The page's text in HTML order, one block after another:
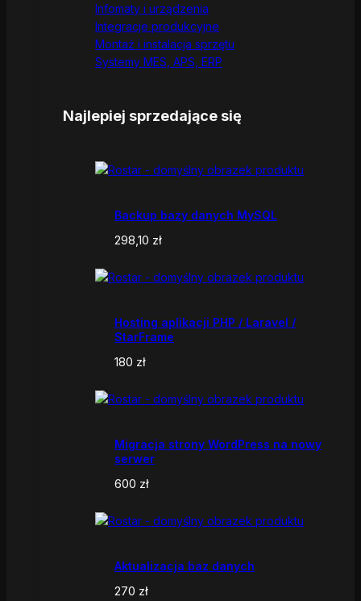
Infomaty i urządzenia
Integracje produkcyjne
Montaż i instalacja sprzętu
Systemy MES, APS, ERP
Najlepiej sprzedające się
Backup bazy danych MySQL
298,10 zł
Hosting aplikacji PHP / Laravel /
StarFrame
180 zł
Migracja strony WordPress na nowy
serwer
600 zł
Aktualizacja baz danych
270 zł